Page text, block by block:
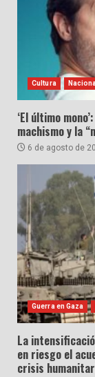
Cultura
‘El último
machismo y la
6 de agosto de
Guerra en Gaza
La
en riesgo el
crisis